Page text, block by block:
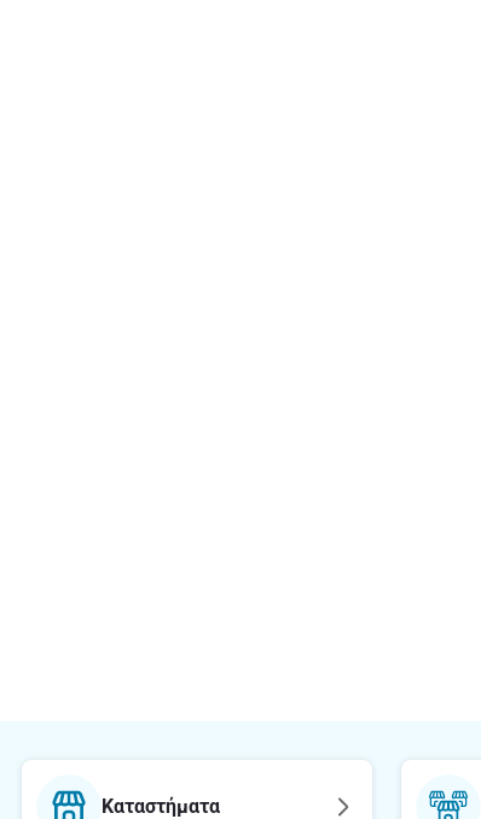
Καταστήματα